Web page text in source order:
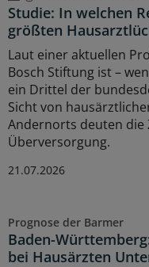
Studie: In welchen
größten
Laut einer aktuellen
Bosch Stiftung ist –
ein Drittel der
Sicht von
Andernorts deuten die
Überversorgung.
21.07.2026
Prognose der Barmer
Baden-
bei Hausärzten